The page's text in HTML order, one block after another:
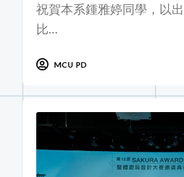
祝賀本系鍾雅婷同學，以
比…
MCU PD